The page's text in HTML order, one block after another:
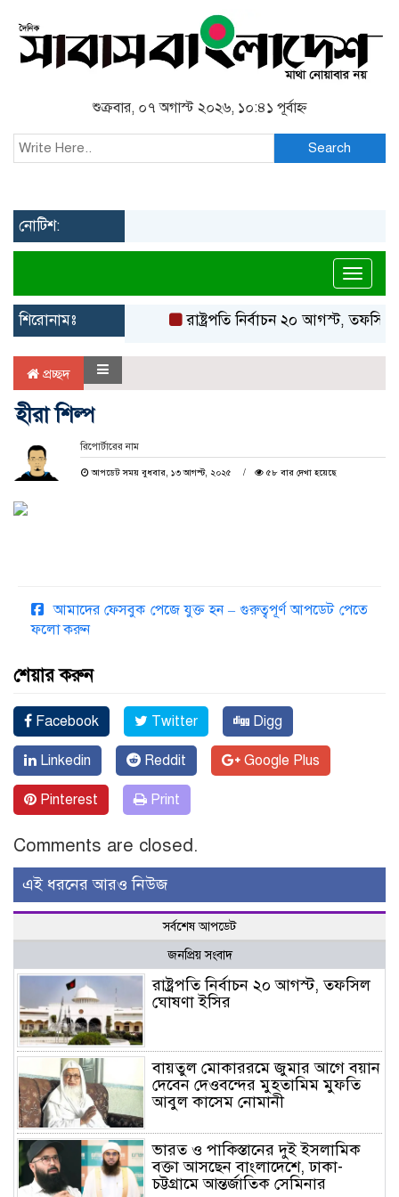
শুক্রবার, ০৭ অগাস্ট ২০২৬, ১০:৪১ পূর্বাহ্ন
Search
নোটিশ:
শিরোনামঃ রাষ্ট্রপতি নির্বাচন ২০ আগস্ট, তফসিল
প্রচ্ছদ
হীরা শিল্প
রিপোর্টারের নাম
আপডেট সময় বুধবার, ১৩ আগস্ট, ২০২৫ ৫৮ বার দেখা হয়েছে
আমাদের ফেসবুক পেজে যুক্ত হন – গুরুত্বপূর্ণ আপডেট পেতে
ফলো করুন
শেয়ার করুন
Facebook Twitter Digg
Linkedin Reddit Google Plus
Pinterest Print
Comments are closed.
এই ধরনের আরও নিউজ
সর্বশেষ আপডেট
জনপ্রিয় সংবাদ
রাষ্ট্রপতি নির্বাচন ২০ আগস্ট, তফসিল
ঘোষণা ইসির
বায়তুল মোকাররমে জুমার আগে বয়ান
দেবেন দেওবন্দের মুহতামিম মুফতি
আবুল কাসেম নোমানী
ভারত ও পাকিস্তানের দুই ইসলামিক
বক্তা আসছেন বাংলাদেশে, ঢাকা-
চট্টগ্রামে আন্তর্জাতিক সেমিনার